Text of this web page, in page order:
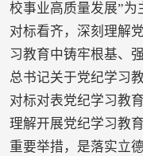
校事业高质量发展”
对标看齐，深刻理解
习教育中铸牢根基、
总书记关于党纪学习
对标对表党纪学习教
理解开展党纪学习教
重要举措，是落实立